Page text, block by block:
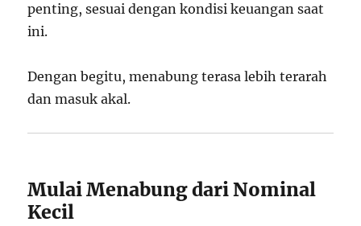
penting, sesuai dengan kondisi keuangan saat
ini.
Dengan begitu, menabung terasa lebih terarah
dan masuk akal.
Mulai Menabung dari Nominal
Kecil